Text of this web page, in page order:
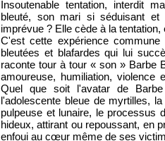
Insoutenable tentation, interdit
bleuté, son mari si séduisant
imprévue ? Elle cède à la tentation,
C'est cette expérience
bleutées et blafardes qui lui
raconte tour à tour « son » Barbe
amoureuse, humiliation,
Quel que soit l'avatar de
l'adolescente bleue de myrtilles,
pulpeuse et lunaire, le processus
hideux, attirant ou repoussant, en
enfoui au cœur même de ses